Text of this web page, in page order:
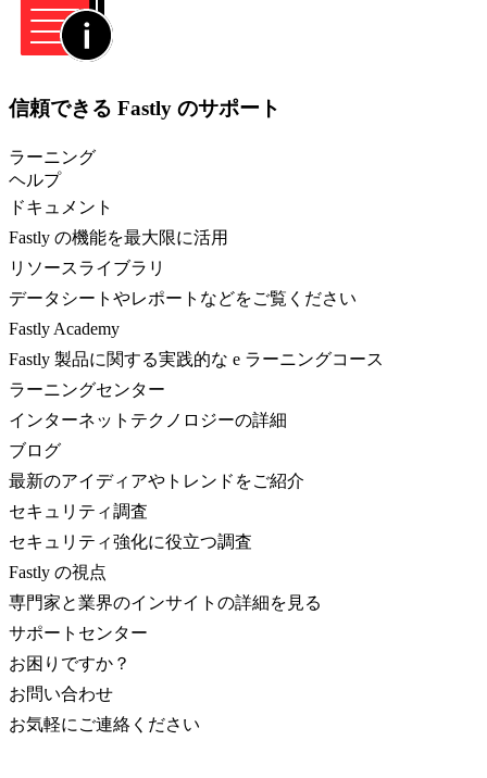
信頼できる Fastly のサポート
ラーニング
ヘルプ
ドキュメント
Fastly の機能を最大限に活用
リソースライブラリ
データシートやレポートなどをご覧ください
Fastly Academy
Fastly 製品に関する実践的な e ラーニングコース
ラーニングセンター
インターネットテクノロジーの詳細
ブログ
最新のアイディアやトレンドをご紹介
セキュリティ調査
セキュリティ強化に役立つ調査
Fastly の視点
専門家と業界のインサイトの詳細を見る
サポートセンター
お困りですか？
お問い合わせ
お気軽にご連絡ください